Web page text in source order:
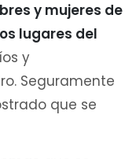
y mujeres de
lugares del
y
Seguramente
que se